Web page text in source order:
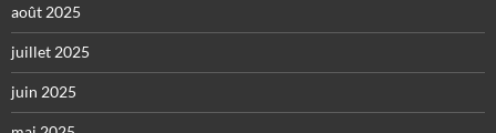
août 2025
juillet 2025
juin 2025